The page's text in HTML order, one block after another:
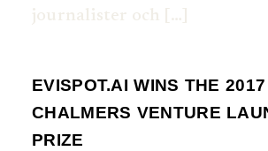
journalister och […]
EVISPOT.AI WINS THE 2017
CHALMERS VENTURE
PRIZE